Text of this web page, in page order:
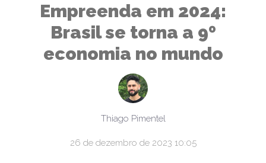
Empreenda em 2024:
Brasil se torna a 9º
economia no mundo
Thiago Pimentel
26 de dezembro de 2023 10:05